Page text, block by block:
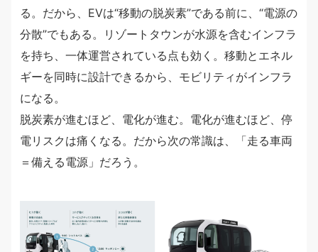
る。だから、EVは“移動の脱炭素”である前に、“電源の
分散”でもある。リゾートタウンが水源を含むインフラ
を持ち、一体運営されている点も効く。移動とエネル
ギーを同時に設計できるから、モビリティがインフラ
になる。
脱炭素が進むほど、電化が進む。電化が進むほど、停
電リスクは痛くなる。だから次の常識は、「走る車両
＝備える電源」だろう。